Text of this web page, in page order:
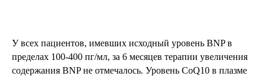
У всех пациентов, имевших исходный уровень BNP в
пределах 100-400 пг/мл, за 6 месяцев терапии увеличения
содержания BNP не отмечалось. Уровень CoQ10 в плазме